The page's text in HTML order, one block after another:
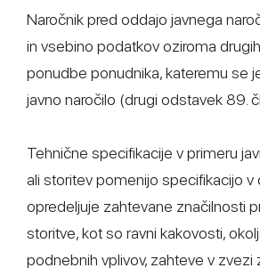
Naročnik pred oddajo javnega
in vsebino podatkov oziroma
ponudbe ponudnika, kateremu se
javno naročilo (drugi odstavek 89.
Tehnične specifikacije v primeru
ali storitev pomenijo specifikacijo v
opredeljuje zahtevane značilnosti
storitve, kot so ravni kakovosti,
podnebnih vplivov, zahteve v zvezi